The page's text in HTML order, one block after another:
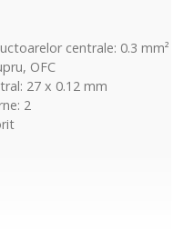
centrale: 0.3 mm²
OFC
27 x 0.12 mm
2